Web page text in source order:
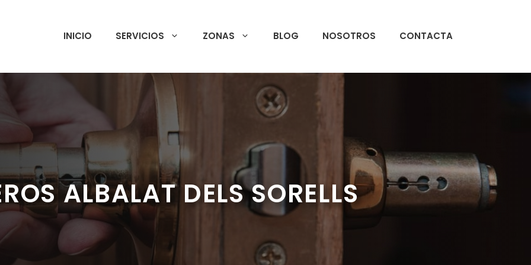
INICIO SERVICIOS ZONAS BLOG NOSOTROS CONTACTA
ALBALAT DELS SORELLS